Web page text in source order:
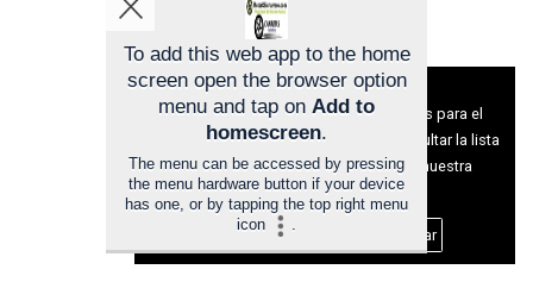
Aviso sobre el Uso de cookies:
Utilizamos cookies nuestras y de terceros para el
funcionamiento del digital. Puedes consultar la lista
de cookies y como desconectarlas.Ver nuestra
Política de Privacidad y Cookies
Aceptar Cookies Personalizar
To add this web app to the home
screen open the browser option
menu and tap on Add to
homescreen.
The menu can be accessed by pressing
the menu hardware button if your device
has one, or by tapping the top right menu
icon
.